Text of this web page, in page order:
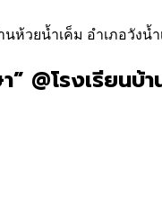
ห้วยน้ำเค็ม อำเภอวังน้ำ
โรงเรียนบ้